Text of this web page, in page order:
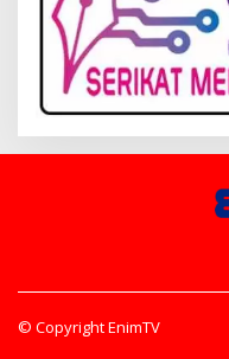
© Copyright EnimTV